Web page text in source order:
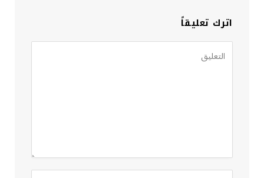
اترك تعليقاً